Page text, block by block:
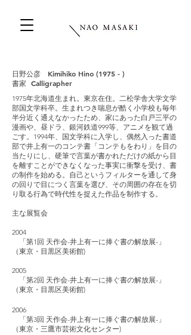
日野公彦 Kimihiko Hino (1975 - )
書家 Calligrapher
1975年北海道生まれ。東京在住。二松学舎大学文学
部国文学科卒。生まれつき喘息が酷く小学校も毎年
半分近く通えなかったため、家にあった白戸三平の
漫画や、昼ドラ、銀河鉄道999等、アニメを観て過
ごす。1994年、国文学科に入学し、偶然入った書道
部で井上有一のコンテ書「コンテもをわり」を目の
当たりにし、硬筆で言葉が書かれただけの紙から目
を離すことができなくなった事実に衝撃を受け、書
の制作を始める。自己というフィルターを通して身
の回りで目につく言葉を選び、その周囲の存在を切
り取る行為で時代性を捉えた作品を制作する。
主な展覧会
2004
「第1回 天作会-井上有一に捧ぐ書の解放展-」
（東京・目黒区美術館)
2005
「第2回 天作会-井上有一に捧ぐ書の解放展-」
（東京・目黒区美術館)
2006
「第3回 天作会-井上有一に捧ぐ書の解放展-」
（東京・三鷹市芸術文化センター)